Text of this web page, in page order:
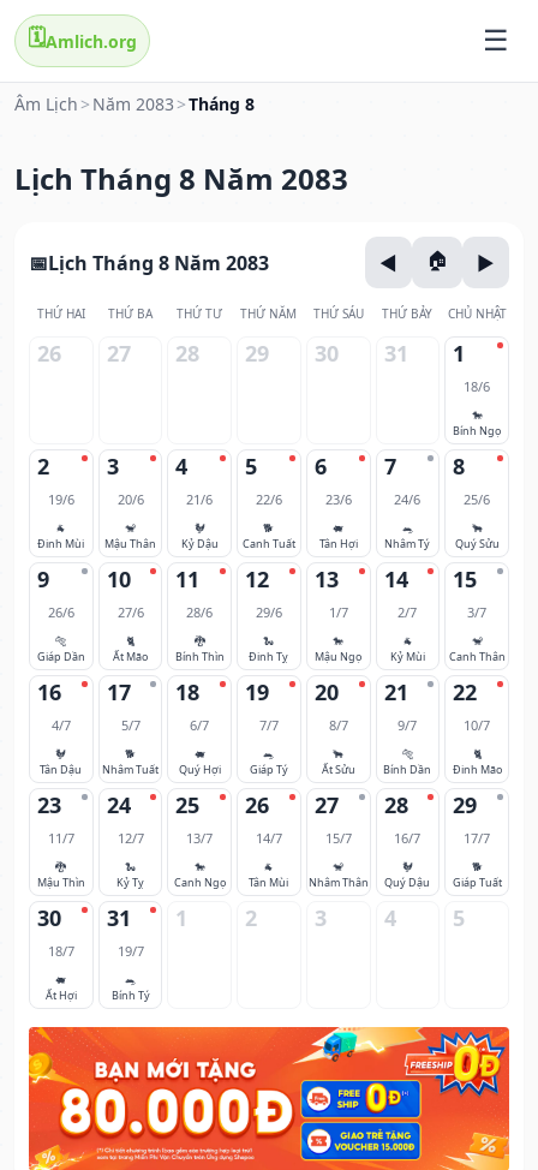
🗓️Amlich.org
Âm Lịch > Năm 2083 >Tháng 8
Lịch Tháng 8 Năm 2083
Lịch Tháng 8 Năm 2083
THỨ HAI THỨ BA THỨ TƯ THỨ NĂM THỨ SÁU THỨ BẢY CHỦ NHẬT
26 27 28 29 30 31 1
18/6
🐎
Bính Ngọ
2
19/6
🐐
Đinh Mùi
3
20/6
🐒
Mậu Thân
4
21/6
🐓
Kỷ Dậu
5
22/6
🐕
Canh Tuất
6
23/6
🐖
Tân Hợi
7
24/6
🐀
Nhâm Tý
8
25/6
🐂
Quý Sửu
9
26/6
🐅
Giáp Dần
10
27/6
🐈
Ất Mão
11
28/6
🐉
Bính Thìn
12
29/6
🐍
Đinh Tỵ
13
1/7
🐎
Mậu Ngọ
14
2/7
🐐
Kỷ Mùi
15
3/7
🐒
Canh Thân
16
4/7
🐓
Tân Dậu
17
5/7
🐕
Nhâm Tuất
18
6/7
🐖
Quý Hợi
19
7/7
🐀
Giáp Tý
20
8/7
🐂
Ất Sửu
21
9/7
🐅
Bính Dần
22
10/7
🐈
Đinh Mão
23
11/7
🐉
Mậu Thìn
24
12/7
🐍
Kỷ Tỵ
25
13/7
🐎
Canh Ngọ
26
14/7
🐐
Tân Mùi
27
15/7
🐒
Nhâm Thân
28
16/7
🐓
Quý Dậu
29
17/7
🐕
Giáp Tuất
30
18/7
🐖
Ất Hợi
31
19/7
🐀
Bính Tý
1 2 3 4 5